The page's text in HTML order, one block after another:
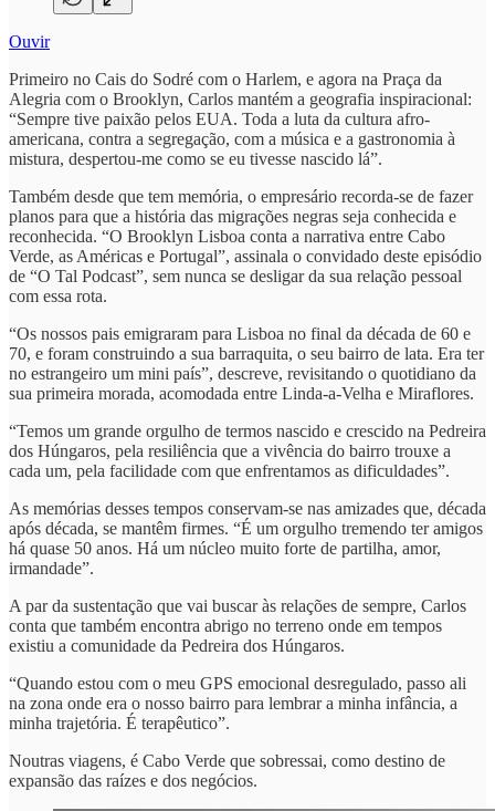
Ouvir
Primeiro no Cais do Sodré com o Harlem, e agora na Praça da
Alegria com o Brooklyn, Carlos mantém a geografia inspiracional:
“Sempre tive paixão pelos EUA. Toda a luta da cultura afro-
americana, contra a segregação, com a música e a gastronomia à
mistura, despertou-me como se eu tivesse nascido lá”.
Também desde que tem memória, o empresário recorda-se de fazer
planos para que a história das migrações negras seja conhecida e
reconhecida. “O Brooklyn Lisboa conta a narrativa entre Cabo
Verde, as Américas e Portugal”, assinala o convidado deste episódio
de “O Tal Podcast”, sem nunca se desligar da sua relação pessoal
com essa rota.
“Os nossos pais emigraram para Lisboa no final da década de 60 e
70, e foram construindo a sua barraquita, o seu bairro de lata. Era ter
no estrangeiro um mini país”, descreve, revisitando o quotidiano da
sua primeira morada, acomodada entre Linda-a-Velha e Miraflores.
“Temos um grande orgulho de termos nascido e crescido na Pedreira
dos Húngaros, pela resiliência que a vivência do bairro trouxe a
cada um, pela facilidade com que enfrentamos as dificuldades”.
As memórias desses tempos conservam-se nas amizades que, década
após década, se mantêm firmes. “É um orgulho tremendo ter amigos
há quase 50 anos. Há um núcleo muito forte de partilha, amor,
irmandade”.
A par da sustentação que vai buscar às relações de sempre, Carlos
conta que também encontra abrigo no terreno onde em tempos
existiu a comunidade da Pedreira dos Húngaros.
“Quando estou com o meu GPS emocional desregulado, passo ali
na zona onde era o nosso bairro para lembrar a minha infância, a
minha trajetória. É terapêutico”.
Noutras viagens, é Cabo Verde que sobressai, como destino de
expansão das raízes e dos negócios.